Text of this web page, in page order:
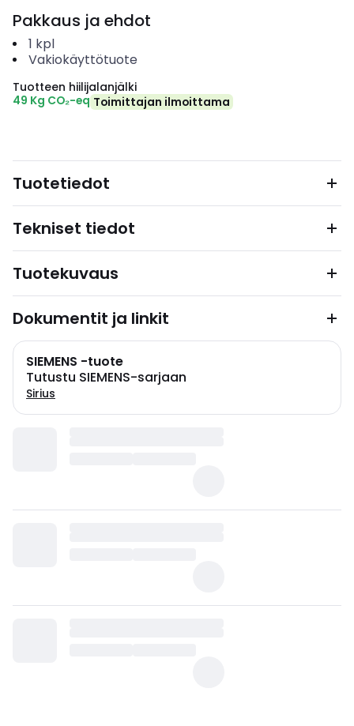
Pakkaus ja ehdot
1 kpl
Vakiokäyttötuote
Tuotteen hiilijalanjälki
49 Kg CO₂-eq Toimittajan ilmoittama
Tuotetiedot
Tekniset tiedot
Tuotekuvaus
Dokumentit ja linkit
SIEMENS -tuote
Tutustu SIEMENS-sarjaan
Sirius